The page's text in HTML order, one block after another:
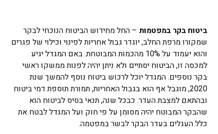
ביטוח בקר במפטמות– החל מחידוש הביטוח הנוכחי לבקר
שמקורו מרפת החלב, יוגדר גבול אחריות לפינוי וכילוי של פגרים
והוא יעמוד על 10% מהכמות המבוטחת. באם המגדל יגיע
למכסה זו, הביטוח יסתיים ולא ניתן יהיה לפנות ממשקו ראשי
בקר נוספים. המגדל יוכל לרכוש ביטוח נוסף להמשך שנת
2020, מוגבל אף הוא בגבול האחריות, תמורת תוספת דמי ביטוח
ובהתאם למצבת העדר. כבכל שנה, תנאי בסיס לביטוח הוא
שהבקר המבוטח יהיה מסומן על פי חוק ועל המגדל לבטח את
כלל העגלים בעדר הבקר לבשר במפטמה.